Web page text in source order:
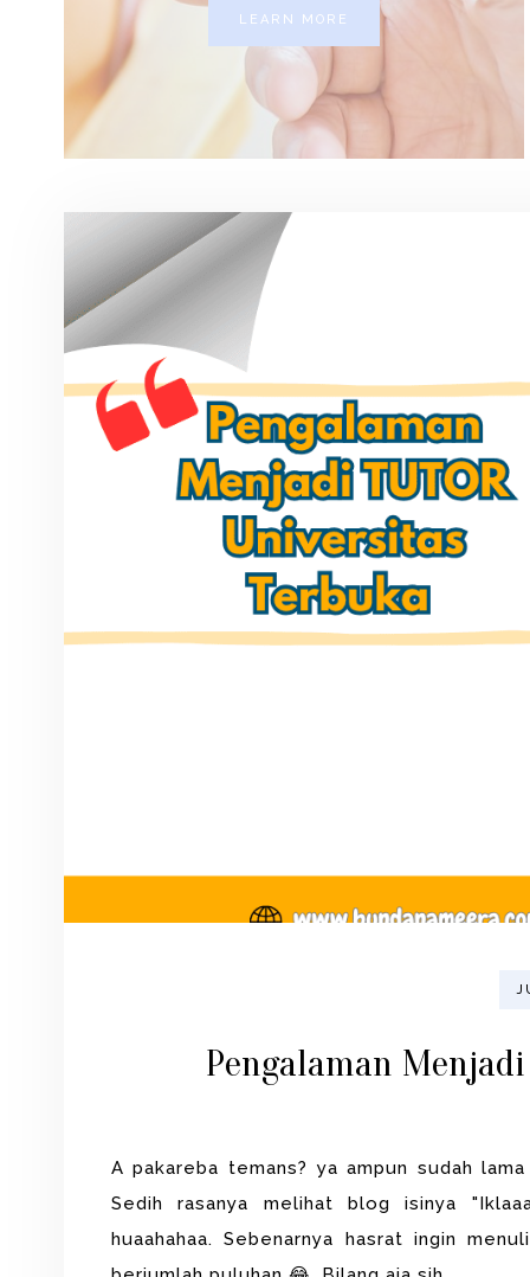
LEARN MORE
Pengalaman
A pakareba temans? ya ampun sudah
Sedih rasanya melihat blog isinya
huaahahaa. Sebenarnya hasrat ingin